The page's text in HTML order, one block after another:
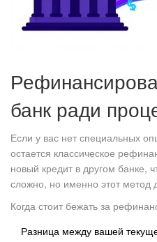
банк ради
Если у вас нет специальных
остается классическое
новый кредит в другом банке,
сложно, но именно этот
Когда стоит бежать за
Разница между вашей